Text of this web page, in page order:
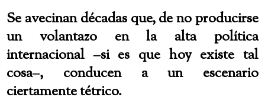
Se avecinan décadas que, de no producirse
un volantazo en la alta política
internacional ‒si es que hoy existe tal
cosa‒, conducen a un escenario
ciertamente tétrico.